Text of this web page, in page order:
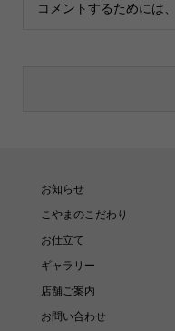
コメントするためには、
お知らせ
こやまのこだわり
お仕立て
ギャラリー
店舗ご案内
お問い合わせ